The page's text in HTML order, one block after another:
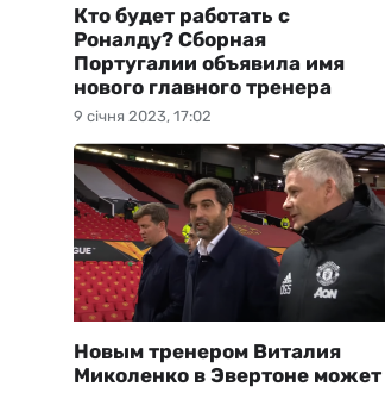
9 січня 2023, 17:02
Кто будет работать с
Роналду? Сборная
Португалии объявила имя
нового главного тренера
Новым тренером Виталия
Миколенко в Эвертоне может